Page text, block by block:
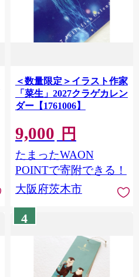
＜数量限定＞イラスト作家
「菜生」2027クラゲカレン
ダー【1761006】
9,000 円
たまったWAON
POINTで寄附できる！
大阪府茨木市
4